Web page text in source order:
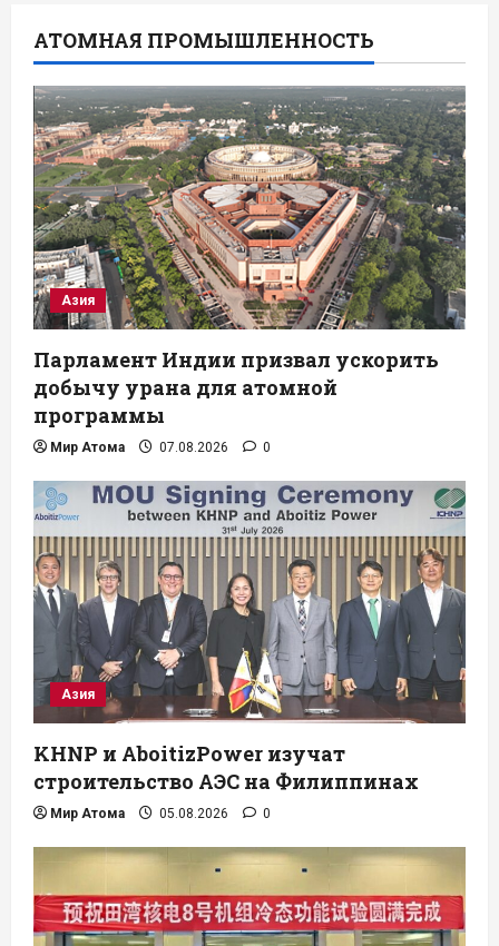
АТОМНАЯ ПРОМЫШЛЕННОСТЬ
Азия
Парламент Индии призвал ускорить
добычу урана для атомной
программы
Мир Атома 07.08.2026 0
Азия
KHNP и AboitizPower изучат
строительство АЭС на Филиппинах
Мир Атома 05.08.2026 0